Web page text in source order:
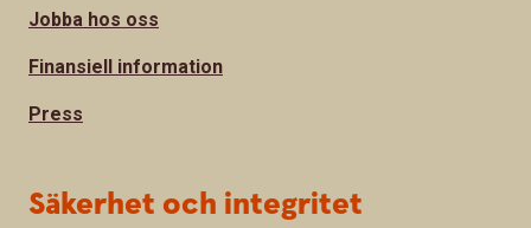
Jobba hos oss
Finansiell information
Press
Säkerhet och integritet